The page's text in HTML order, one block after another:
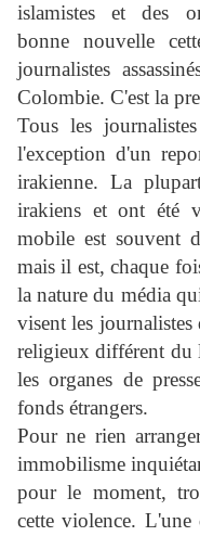
islamistes et des
bonne nouvelle
journalistes
Colombie. C'est la
Tous les
l'exception d'un
irakienne. La
irakiens et ont été
mobile est souvent
mais il est, chaque
la nature du média
visent les journalistes
religieux différent du
les organes de
fonds étrangers.
Pour ne rien
immobilisme
pour le moment,
cette violence. L'une